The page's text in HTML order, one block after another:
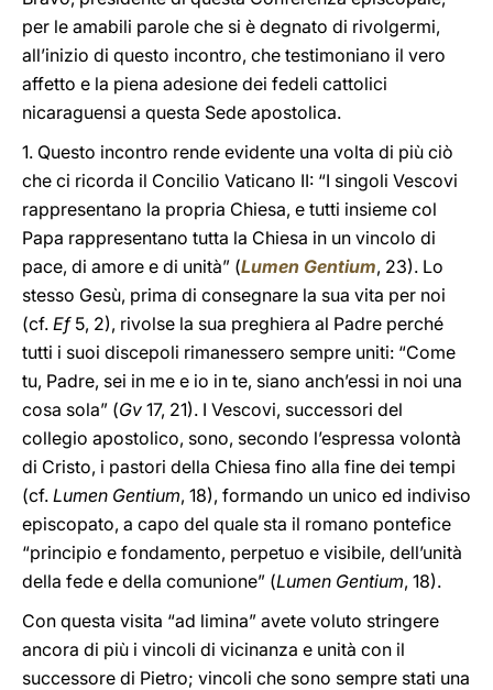
per le amabili parole che si è degnato di rivolgermi,
all’inizio di questo incontro, che testimoniano il vero
affetto e la piena adesione dei fedeli cattolici
nicaraguensi a questa Sede apostolica.
1. Questo incontro rende evidente una volta di più ciò
che ci ricorda il Concilio Vaticano II: “I singoli Vescovi
rappresentano la propria Chiesa, e tutti insieme col
Papa rappresentano tutta la Chiesa in un vincolo di
pace, di amore e di unità” (Lumen Gentium, 23). Lo
stesso Gesù, prima di consegnare la sua vita per noi
(cf. Ef5, 2), rivolse la sua preghiera al Padre perché
tutti i suoi discepoli rimanessero sempre uniti: “Come
tu, Padre, sei in me e io in te, siano anch’essi in noi una
cosa sola” (Gv 17, 21). I Vescovi, successori del
collegio apostolico, sono, secondo l’espressa volontà
di Cristo, i pastori della Chiesa fino alla fine dei tempi
(cf. Lumen Gentium, 18), formando un unico ed indiviso
episcopato, a capo del quale sta il romano pontefice
“principio e fondamento, perpetuo e visibile, dell’unità
della fede e della comunione” (Lumen Gentium, 18).
Con questa visita “ad limina” avete voluto stringere
ancora di più i vincoli di vicinanza e unità con il
successore di Pietro; vincoli che sono sempre stati una